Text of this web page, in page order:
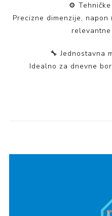
⚙️
Precizne dimenzije, napon
🔧 Jednostavna
Idealno za dnevne